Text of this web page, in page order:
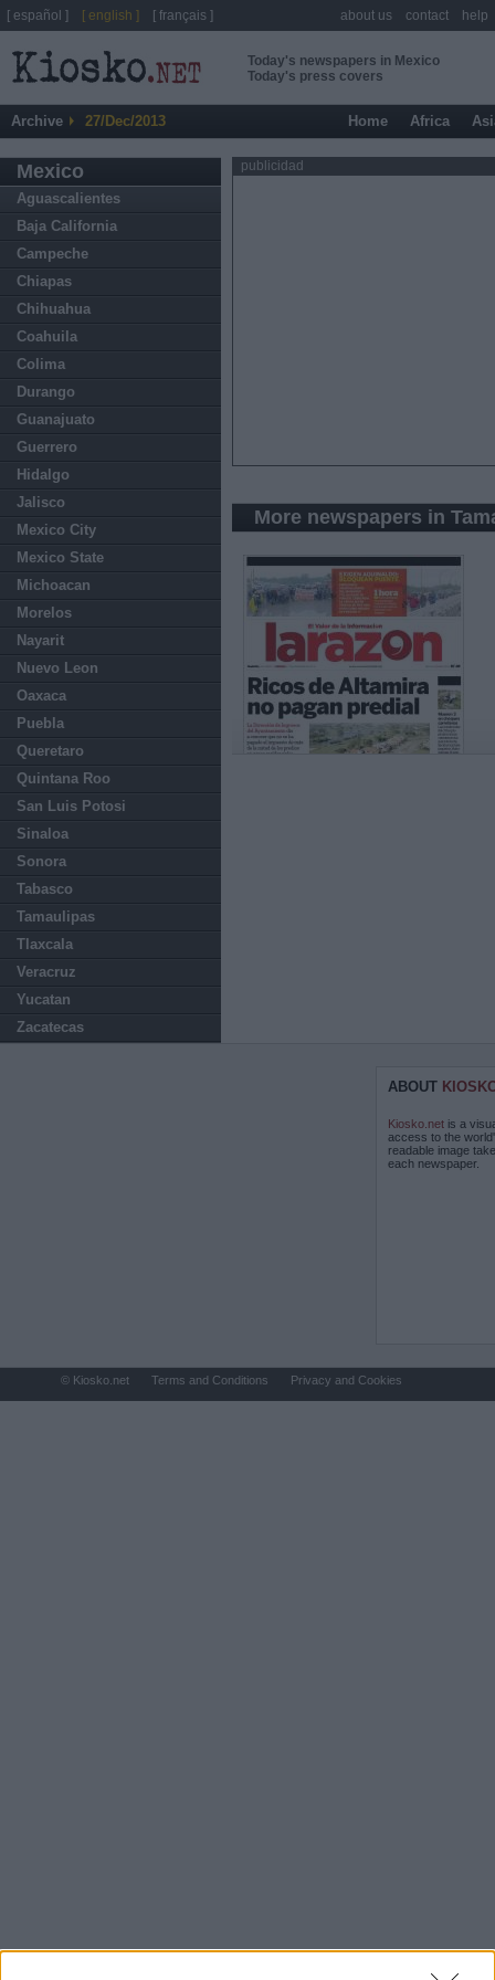
Today's newspapers in Mexico
Today's press covers
Archive 27/Dec/2013 Home Africa
Mexico
Aguascalientes
Baja California
Campeche
Chiapas
Chihuahua
Coahuila
Colima
Durango
Guanajuato
Guerrero
Hidalgo
Jalisco
Mexico City
Mexico State
Michoacan
Morelos
Nayarit
Nuevo Leon
Oaxaca
Puebla
Queretaro
Quintana Roo
San Luis Potosi
Sinaloa
Sonora
Tabasco
Tamaulipas
Tlaxcala
Veracruz
Yucatan
Zacatecas
publicidad
More newspapers in
ABOUT
Kiosko.net is a
access to the
readable image
each newspaper.
[ español ] [ english ] [ français ] about us contact help
© Kiosko.net Terms and Conditions Privacy and Cookies